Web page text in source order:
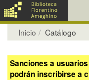
Inicio Catálogo
Sanciones a
podrán inscribirse a